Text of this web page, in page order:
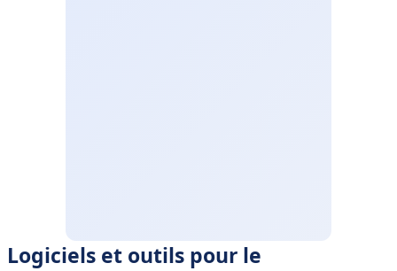
Logiciels et outils pour le